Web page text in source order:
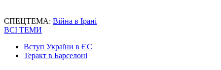
СПЕЦТЕМА: Війна в Ірані
ВСІ ТЕМИ
Вступ України в ЄС
Теракт в Барселоні